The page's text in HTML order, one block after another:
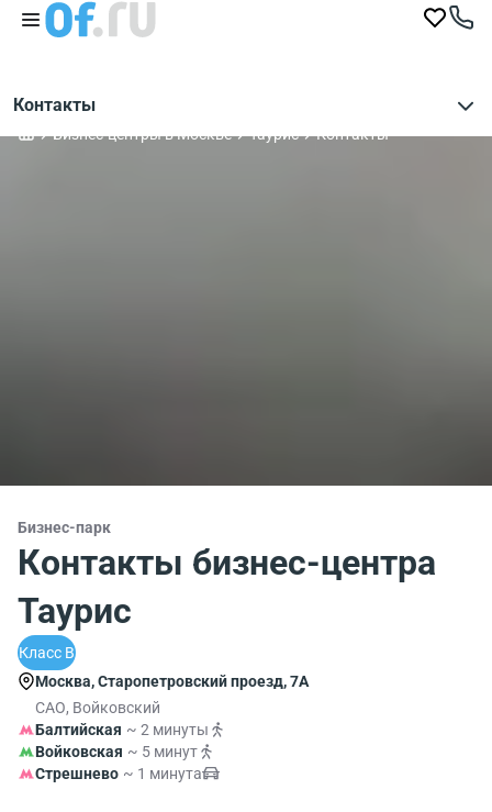
Контакты
Бизнес-центры в Москве Таурис Контакты
Бизнес-парк
Контакты бизнес-центра
Таурис
Класс B
Москва, Старопетровский проезд, 7А
САО, Войковский
Балтийская ~ 2 минуты
Войковская ~ 5 минут
Стрешнево ~ 1 минута